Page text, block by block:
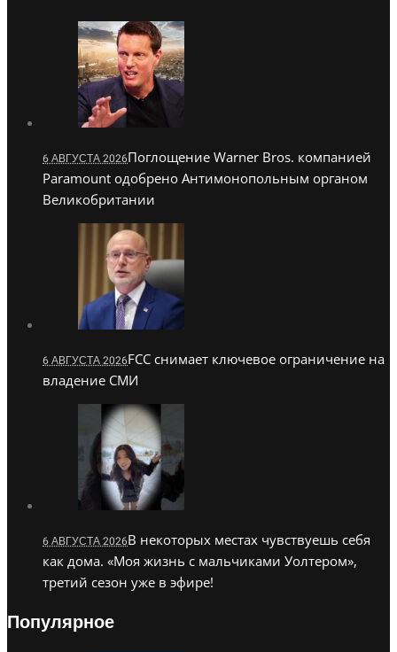
6 АВГУСТА 2026Поглощение Warner Bros. компанией
Paramount одобрено Антимонопольным органом
Великобритании
6 АВГУСТА 2026FCC снимает ключевое ограничение на
владение СМИ
6 АВГУСТА 2026В некоторых местах чувствуешь себя
как дома. «Моя жизнь с мальчиками Уолтером»,
третий сезон уже в эфире!
Популярное